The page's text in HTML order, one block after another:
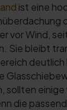
ist eine
vor Wind,
Sie bleibt
sollten
die